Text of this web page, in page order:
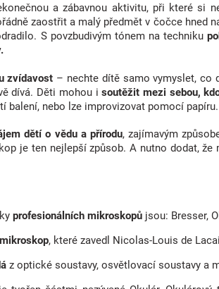
a zábavnou aktivitu, při které si
zaostřit a malý předmět v čočce hned
S povzbudivým tónem na techniku
zvídavost – nechte dítě samo vymyslet, co
dívá. Děti mohou isoutěžit mezi sebou,
balení, nebo lze improvizovat pomocí
dětí o vědu a přírodu, zajímavým
je ten nejlepší způsob. A nutno dodat,
profesionálních mikroskopů jsou: Bresser,
, které zavedl Nicolas-Louis de
z optické soustavy, osvětlovací soustavy a